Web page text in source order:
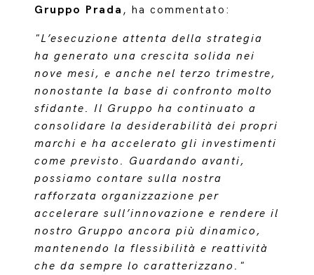
Gruppo Prada , ha commentato:
"L’esecuzione attenta della strategia
ha generato una crescita solida nei
nove mesi, e anche nel terzo trimestre,
nonostante la base di confronto molto
sfidante. Il Gruppo ha continuato a
consolidare la desiderabilità dei propri
marchi e ha accelerato gli investimenti
come previsto. Guardando avanti,
possiamo contare sulla nostra
rafforzata organizzazione per
accelerare sull’innovazione e rendere il
nostro Gruppo ancora più dinamico,
mantenendo la flessibilità e reattività
che da sempre lo caratterizzano."